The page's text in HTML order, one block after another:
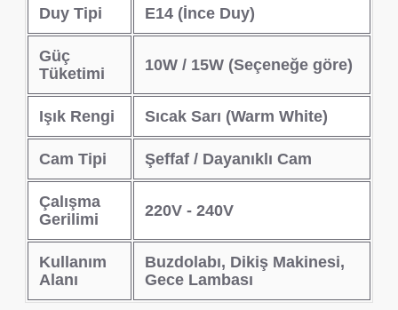
Duy Tipi E14 (İnce Duy)
Güç
Tüketimi
10W / 15W (Seçeneğe göre)
Işık Rengi Sıcak Sarı (Warm White)
Cam Tipi Şeffaf / Dayanıklı Cam
Çalışma
Gerilimi
220V - 240V
Kullanım
Alanı
Buzdolabı, Dikiş Makinesi,
Gece Lambası